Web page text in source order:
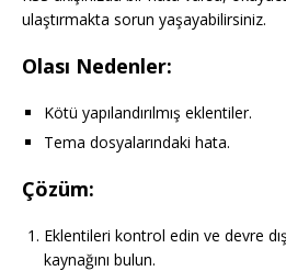
ulaştırmakta sorun yaşayabilirsiniz.
Olası Nedenler:
Kötü yapılandırılmış eklentiler.
Tema dosyalarındaki hata.
Çözüm:
Eklentileri kontrol edin ve devre
kaynağını bulun.